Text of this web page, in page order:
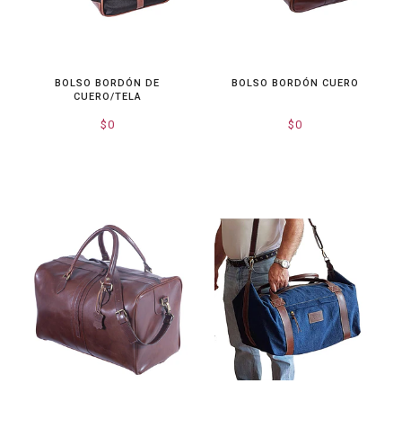
BOLSO BORDÓN DE
CUERO/TELA
$0
BOLSO BORDÓN CUERO
$0